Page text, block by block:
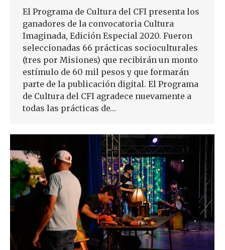
El Programa de Cultura del CFI presenta los
ganadores de la convocatoria Cultura
Imaginada, Edición Especial 2020. Fueron
seleccionadas 66 prácticas socioculturales
(tres por Misiones) que recibirán un monto
estímulo de 60 mil pesos y que formarán
parte de la publicación digital. El Programa
de Cultura del CFI agradece nuevamente a
todas las prácticas de…